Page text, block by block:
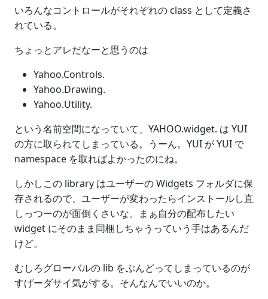
いろんなコントロールがそれぞれの class として定義さ
れている。
ちょっとアレだなーと思うのは
Yahoo.Controls.
Yahoo.Drawing.
Yahoo.Utility.
という名前空間になっていて、YAHOO.widget. は YUI
の方に取られてしまっている。うーん。YUI が YUI で
namespace を取ればよかったのにね。
しかしこの library はユーザーの Widgets フォルダに保
存されるので、ユーザーが変わったらインストールし直
しっつーのが面倒くさいな。まぁ自分の配布したい
widget にそのまま同梱しちゃうっていう手はあるんだ
けど。
むしろグローバルの lib をぶんどってしまっているのが
すげーダサイ気がする。そんなんでいいのか。